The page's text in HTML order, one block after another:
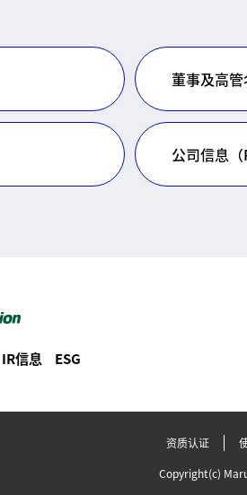
董事及高
公司信息（
IR信息 ESG
资质认证
Copyright(c)